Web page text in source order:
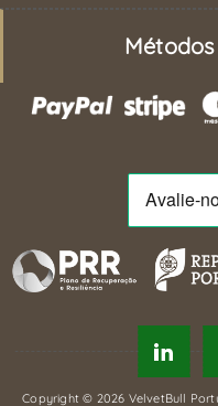
Copyright © 2026 VelvetBull